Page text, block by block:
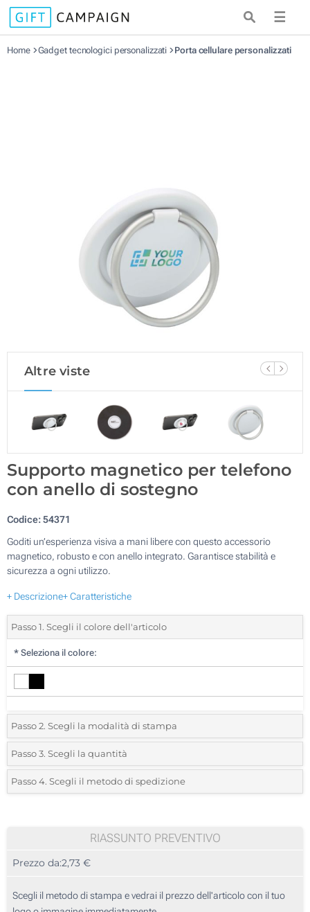
☰
Home Gadget tecnologici personalizzati Porta cellulare personalizzati
Altre viste
Supporto magnetico per telefono
con anello di sostegno
Codice:54371
Goditi un’esperienza visiva a mani libere con questo accessorio
magnetico, robusto e con anello integrato. Garantisce stabilità e
sicurezza a ogni utilizzo.
+ Descrizione+ Caratteristiche
Passo 1. Scegli il colore dell'articolo
* Seleziona il colore:
Passo 2. Scegli la modalità di stampa
*Seleziona la posizione di stampa e il colore del vostro logo:
Stampa in resina (Su un lato)
Passo 3. Scegli la quantità
*Quantità desiderata:
20
50
Passo 4. Scegli il metodo di spedizione
RIASSUNTO PREVENTIVO
Prezzo da:2,73 €
Scegli il metodo di stampa e vedrai il prezzo dell'articolo con il tuo